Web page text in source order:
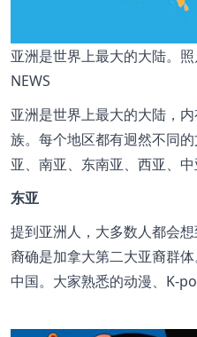
亚洲是世界上最大的大陆。
NEWS
亚洲是世界上最大的大陆，
族。每个地区都有迥然不同
亚、南亚、东南亚、西亚、中
东亚
提到亚洲人，大多数人都会
裔确是加拿大第二大亚裔群
中国。大家熟悉的动漫、K-